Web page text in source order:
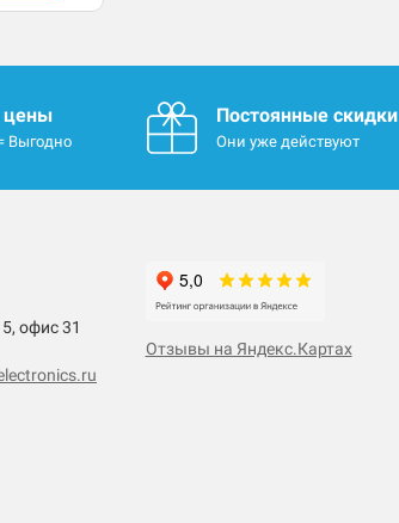
цены
Выгодно
Постоянные скидки
Они уже действуют
офис 31
Отзывы на Яндекс.Картах